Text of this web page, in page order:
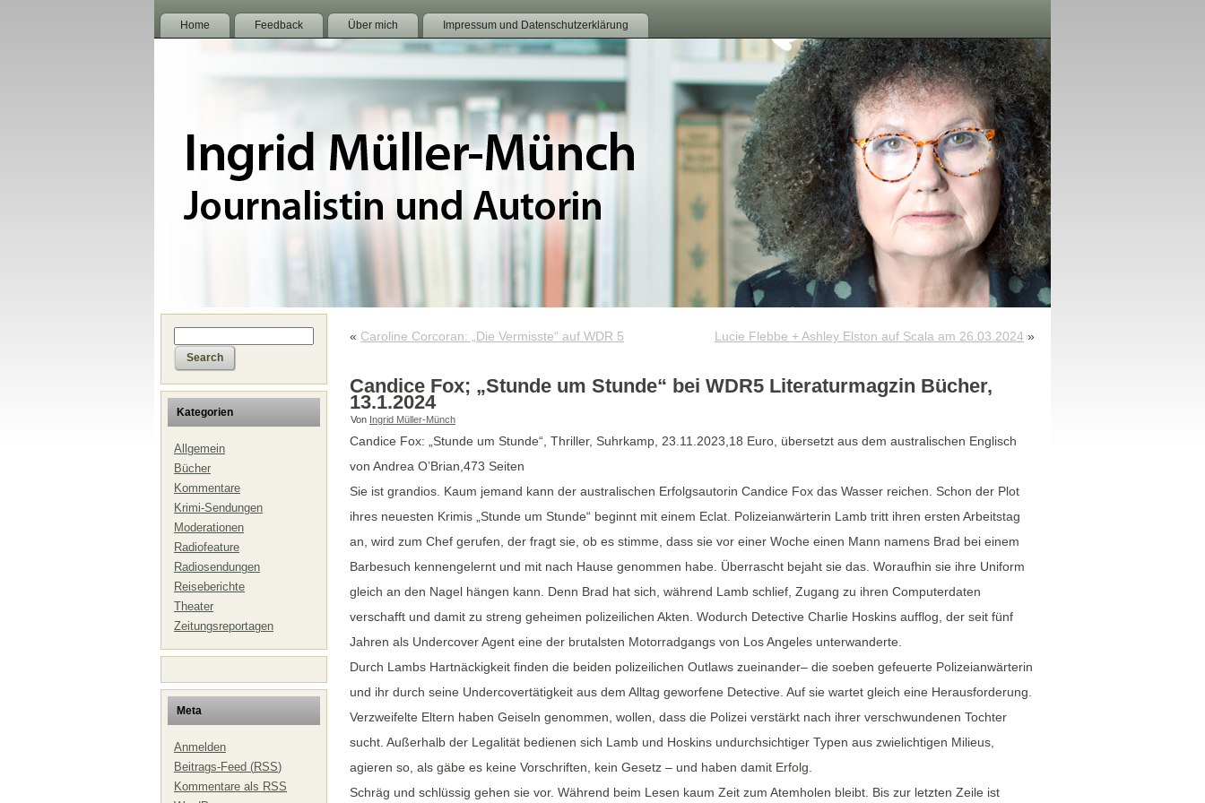
Home Feedback Über mich Impressum und Datenschutzerklärung
Kategorien
Allgemein
Bücher
Kommentare
Krimi-Sendungen
Moderationen
Radiofeature
Radiosendungen
Reiseberichte
Theater
Zeitungsreportagen
Meta
Anmelden
Beitrags-Feed (RSS)
Kommentare als RSS
« Caroline Corcoran: „Die Vermisste“ auf WDR 5 Lucie Flebbe + Ashley Elston auf Scala am 26.03.2024 »
Candice Fox; „Stunde um Stunde“ bei WDR5 Literaturmagzin Bücher,
13.1.2024
Von Ingrid Müller-Münch
Candice Fox: „Stunde um Stunde“, Thriller, Suhrkamp, 23.11.2023,18 Euro, übersetzt aus dem australischen Englisch
von Andrea O’Brian,473 Seiten
Sie ist grandios. Kaum jemand kann der australischen Erfolgsautorin Candice Fox das Wasser reichen. Schon der Plot
ihres neuesten Krimis „Stunde um Stunde“ beginnt mit einem Eclat. Polizeianwärterin Lamb tritt ihren ersten Arbeitstag
an, wird zum Chef gerufen, der fragt sie, ob es stimme, dass sie vor einer Woche einen Mann namens Brad bei einem
Barbesuch kennengelernt und mit nach Hause genommen habe. Überrascht bejaht sie das. Woraufhin sie ihre Uniform
gleich an den Nagel hängen kann. Denn Brad hat sich, während Lamb schlief, Zugang zu ihren Computerdaten
verschafft und damit zu streng geheimen polizeilichen Akten. Wodurch Detective Charlie Hoskins aufflog, der seit fünf
Jahren als Undercover Agent eine der brutalsten Motorradgangs von Los Angeles unterwanderte.
Durch Lambs Hartnäckigkeit finden die beiden polizeilichen Outlaws zueinander– die soeben gefeuerte Polizeianwärterin
und ihr durch seine Undercovertätigkeit aus dem Alltag geworfene Detective. Auf sie wartet gleich eine Herausforderung.
Verzweifelte Eltern haben Geiseln genommen, wollen, dass die Polizei verstärkt nach ihrer verschwundenen Tochter
sucht. Außerhalb der Legalität bedienen sich Lamb und Hoskins undurchsichtiger Typen aus zwielichtigen Milieus,
agieren so, als gäbe es keine Vorschriften, kein Gesetz – und haben damit Erfolg.
Schräg und schlüssig gehen sie vor. Während beim Lesen kaum Zeit zum Atemholen bleibt. Bis zur letzten Zeile ist